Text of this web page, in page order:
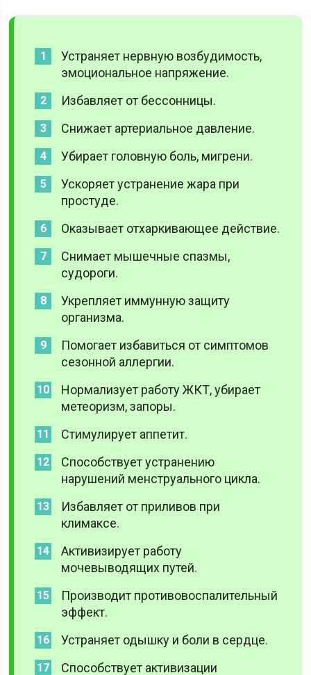
Устраняет нервную возбудимость,
эмоциональное напряжение.
Избавляет от бессонницы.
Снижает артериальное давление.
Убирает головную боль, мигрени.
Ускоряет устранение жара при
простуде.
Оказывает отхаркивающее действие.
Снимает мышечные спазмы,
судороги.
Укрепляет иммунную защиту
организма.
Помогает избавиться от симптомов
сезонной аллергии.
Нормализует работу ЖКТ, убирает
метеоризм, запоры.
Стимулирует аппетит.
Способствует устранению
нарушений менструального цикла.
Избавляет от приливов при
климаксе.
Активизирует работу
мочевыводящих путей.
Производит противовоспалительный
эффект.
Устраняет одышку и боли в сердце.
Способствует активизации